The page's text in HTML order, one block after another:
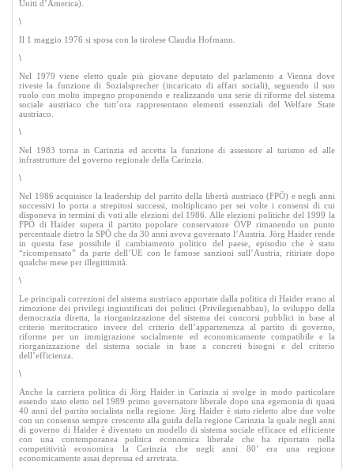
Uniti d’America).
\
Il 1 maggio 1976 si sposa con la tirolese Claudia Hofmann.
\
Nel 1979 viene eletto quale più giovane deputato del parlamento a Vienna dove
riveste la funzione di Sozialsprecher (incaricato di affari sociali), seguendo il suo
ruolo con molto impegno proponendo e realizzando una serie di riforme del sistema
sociale austriaco che tutt’ora rappresentano elementi essenziali del Welfare State
austriaco.
\
Nel 1983 torna in Carinzia ed accetta la funzione di assessore al turismo ed alle
infrastrutture del governo regionale della Carinzia.
\
Nel 1986 acquisisce la leadership del partito della libertà austriaco (FPÖ) e negli anni
successivi lo porta a strepitosi successi, moltiplicano per sei volte i consensi di cui
disponeva in termini di voti alle elezioni del 1986. Alle elezioni politiche del 1999 la
FPÖ di Haider supera il partito popolare conservatore ÖVP rimanendo un punto
percentuale dietro la SPÖ che da 30 anni aveva governato l’Austria. Jörg Haider rende
in questa fase possibile il cambiamento politico del paese, episodio che è stato
“ricompensato” da parte dell’UE con le famose sanzioni sull’Austria, ritiriate dopo
qualche mese per illegittimità.
\
Le principali correzioni del sistema austriaco apportate dalla politica di Haider erano al
rimozione dei privilegi ingiustificati dei politici (Privilegienabbau), lo sviluppo della
democrazia diretta, la riorganizzazione del sistema dei concorsi pubblici in base al
criterio meritocratico invece del criterio dell’appartenenza al partito di governo,
riforme per un immigrazione socialmente ed economicamente compatibile e la
riorganizzazione del sistema sociale in base a concreti bisogni e del criterio
dell’efficienza.
\
Anche la carriera politica di Jörg Haider in Carinzia si svolge in modo particolare
essendo stato eletto nel 1989 primo governatore liberale dopo una egemonia di quasi
40 anni del partito socialista nella regione. Jörg Haider è stato rieletto altre due volte
con un consenso sempre crescente alla guida della regione Carinzia la quale negli anni
di governo di Haider è diventato un modello di sistema sociale efficace ed efficiente
con una contemporanea politica economica liberale che ha riportato nella
competitività economica la Carinzia che negli anni 80’era una regione
economicamente assai depressa ed arretrata.